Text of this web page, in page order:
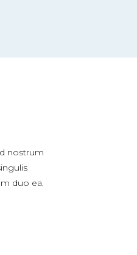
nostrum
duo ea.